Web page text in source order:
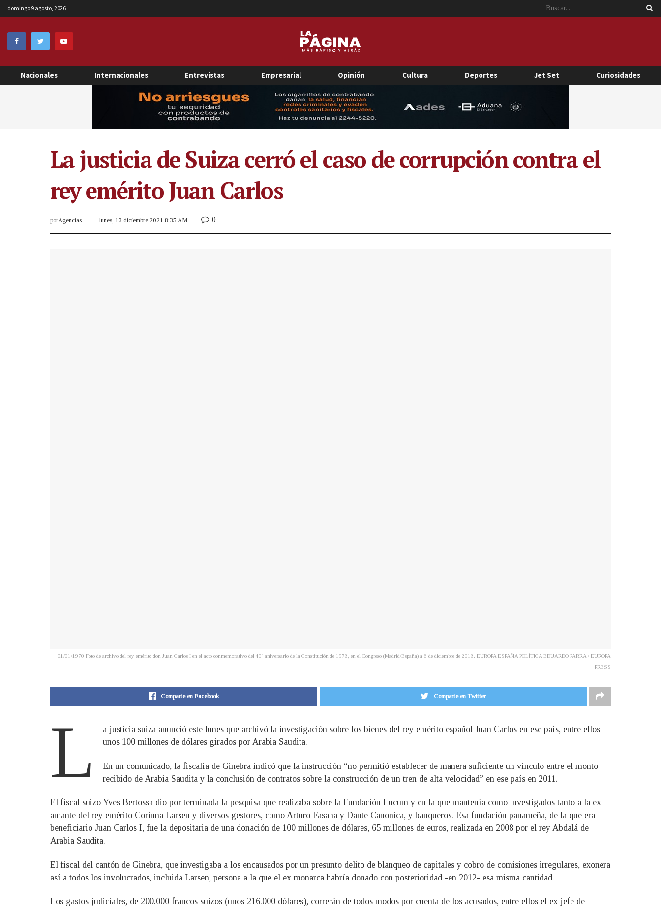
domingo 9 agosto, 2026
Nacionales Internacionales Entrevistas Empresarial Opinión Cultura Deportes Jet Set Curiosidades
La justicia de Suiza cerró el caso de corrupción contra el
rey emérito Juan Carlos
porAgencias lunes, 13 diciembre 2021 8:35 AM 0
01/01/1970 Foto de archivo del rey emérito don Juan Carlos I en el acto conmemorativo del 40º aniversario de la Constitución de 1978, en el Congreso (Madrid/España) a 6 de diciembre de 2018. EUROPA ESPAÑA POLÍTICA EDUARDO PARRA / EUROPA
PRESS
Comparte en Facebook Comparte en Twitter
L
a justicia suiza anunció este lunes que archivó la investigación sobre los bienes del rey emérito español Juan Carlos en ese país, entre ellos
unos 100 millones de dólares girados por Arabia Saudita.
En un comunicado, la fiscalía de Ginebra indicó que la instrucción “no permitió establecer de manera suficiente un vínculo entre el monto
recibido de Arabia Saudita y la conclusión de contratos sobre la construcción de un tren de alta velocidad” en ese país en 2011.
El fiscal suizo Yves Bertossa dio por terminada la pesquisa que realizaba sobre la Fundación Lucum y en la que mantenía como investigados tanto a la ex
amante del rey emérito Corinna Larsen y diversos gestores, como Arturo Fasana y Dante Canonica, y banqueros. Esa fundación panameña, de la que era
beneficiario Juan Carlos I, fue la depositaria de una donación de 100 millones de dólares, 65 millones de euros, realizada en 2008 por el rey Abdalá de
Arabia Saudita.
El fiscal del cantón de Ginebra, que investigaba a los encausados por un presunto delito de blanqueo de capitales y cobro de comisiones irregulares, exonera
así a todos los involucrados, incluida Larsen, persona a la que el ex monarca habría donado con posterioridad -en 2012- esa misma cantidad.
Los gastos judiciales, de 200.000 francos suizos (unos 216.000 dólares), correrán de todos modos por cuenta de los acusados, entre ellos el ex jefe de